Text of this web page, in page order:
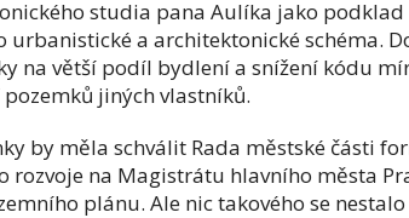
studia pana Aulíka jako podklad
urbanistické a architektonické schéma.
na větší podíl bydlení a snížení kódu
jiných vlastníků.
by měla schválit Rada městské části
rozvoje na Magistrátu hlavního města
plánu. Ale nic takového se